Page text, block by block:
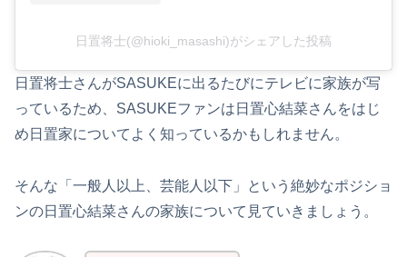
日置将士(@hioki_masashi)がシェアした投稿
日置将士さんがSASUKEに出るたびにテレビに家族が写
っているため、SASUKEファンは日置心結菜さんをはじ
め日置家についてよく知っているかもしれません。
そんな「一般人以上、芸能人以下」という絶妙なポジショ
ンの日置心結菜さんの家族について見ていきましょう。